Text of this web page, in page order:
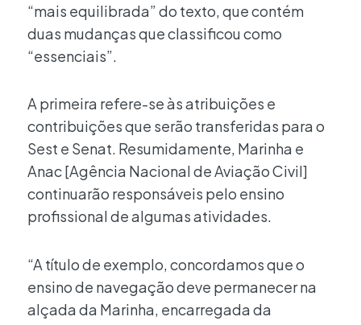
“mais equilibrada” do texto, que contém
duas mudanças que classificou como
“essenciais”.
A primeira refere-se às atribuições e
contribuições que serão transferidas para o
Sest e Senat. Resumidamente, Marinha e
Anac [Agência Nacional de Aviação Civil]
continuarão responsáveis pelo ensino
profissional de algumas atividades.
“A título de exemplo, concordamos que o
ensino de navegação deve permanecer na
alçada da Marinha, encarregada da